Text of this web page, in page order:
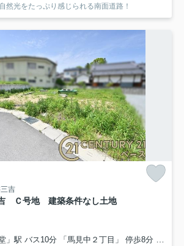
然光をたっぷり感じられる南面道路！
吉
Ｃ号地 建築条件なし土地
」駅 バス10分 「馬見中２丁目」 停歩8分